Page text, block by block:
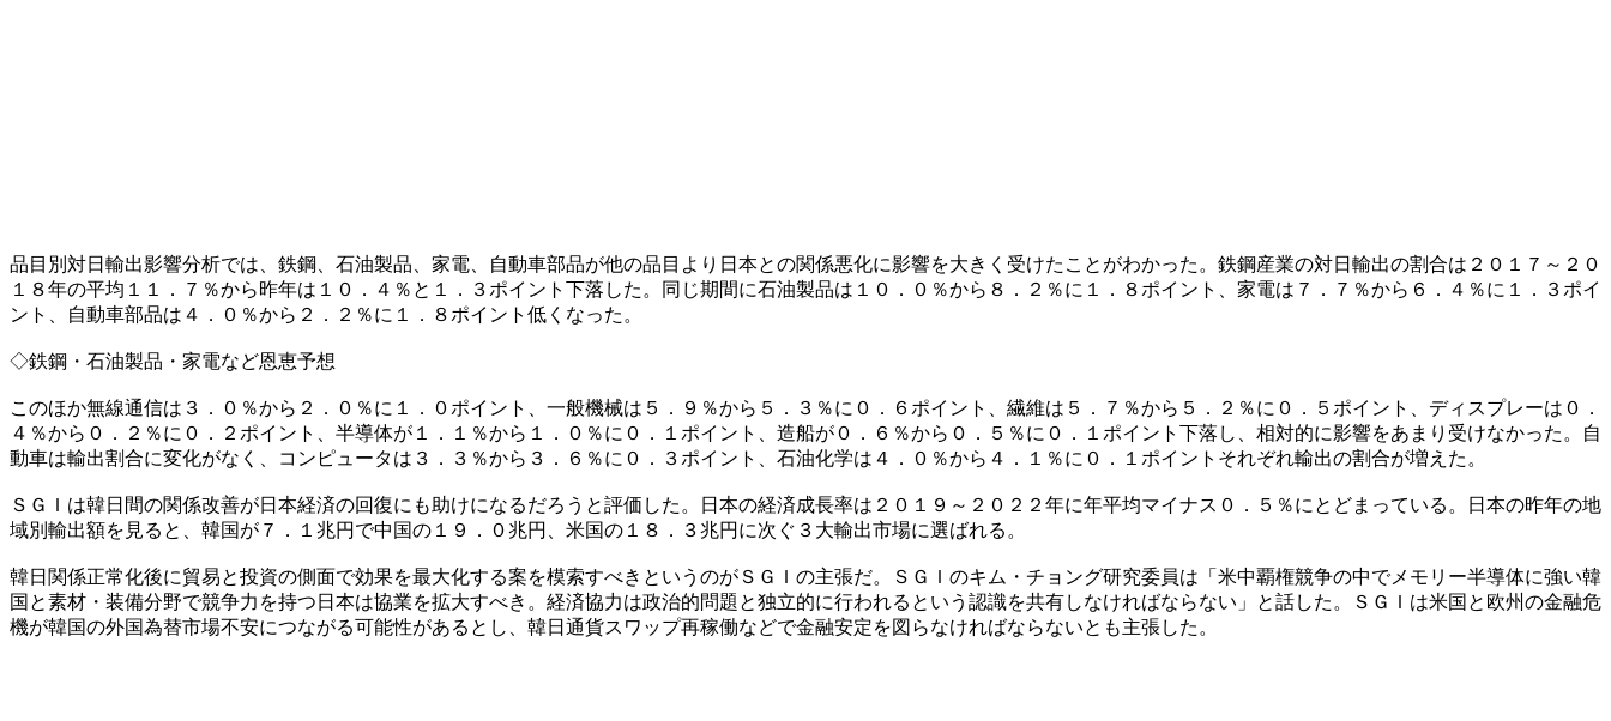
品目別対日輸出影響分析では、鉄鋼、石油製品、家電、自動車部品が他の品目より日本との関係悪化に影響を大きく受けたことがわかった。鉄鋼産業の対日輸出の割合は２０１７～２０
１８年の平均１１．７％から昨年は１０．４％と１．３ポイント下落した。同じ期間に石油製品は１０．０％から８．２％に１．８ポイント、家電は７．７％から６．４％に１．３ポイ
ント、自動車部品は４．０％から２．２％に１．８ポイント低くなった。
◇鉄鋼・石油製品・家電など恩恵予想
このほか無線通信は３．０％から２．０％に１．０ポイント、一般機械は５．９％から５．３％に０．６ポイント、繊維は５．７％から５．２％に０．５ポイント、ディスプレーは０．
４％から０．２％に０．２ポイント、半導体が１．１％から１．０％に０．１ポイント、造船が０．６％から０．５％に０．１ポイント下落し、相対的に影響をあまり受けなかった。自
動車は輸出割合に変化がなく、コンピュータは３．３％から３．６％に０．３ポイント、石油化学は４．０％から４．１％に０．１ポイントそれぞれ輸出の割合が増えた。
ＳＧＩは韓日間の関係改善が日本経済の回復にも助けになるだろうと評価した。日本の経済成長率は２０１９～２０２２年に年平均マイナス０．５％にとどまっている。日本の昨年の地
域別輸出額を見ると、韓国が７．１兆円で中国の１９．０兆円、米国の１８．３兆円に次ぐ３大輸出市場に選ばれる。
韓日関係正常化後に貿易と投資の側面で効果を最大化する案を模索すべきというのがＳＧＩの主張だ。ＳＧＩのキム・チョング研究委員は「米中覇権競争の中でメモリー半導体に強い韓
国と素材・装備分野で競争力を持つ日本は協業を拡大すべき。経済協力は政治的問題と独立的に行われるという認識を共有しなければならない」と話した。ＳＧＩは米国と欧州の金融危
機が韓国の外国為替市場不安につながる可能性があるとし、韓日通貨スワップ再稼働などで金融安定を図らなければならないとも主張した。